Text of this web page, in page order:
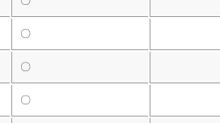
〇
〇
〇